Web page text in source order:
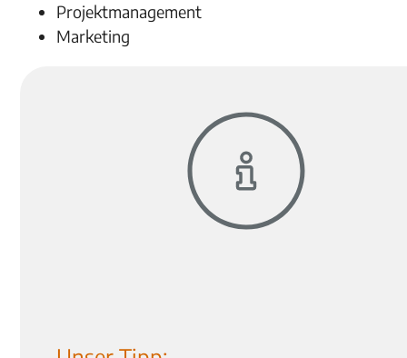
Projektmanagement
Marketing